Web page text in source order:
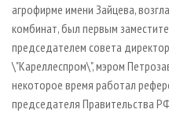
агрофирме имени Зайцева,
комбинат, был первым
председателем совета
\"Кареллеспром\", мэром
некоторое время работал
председателя Правительства